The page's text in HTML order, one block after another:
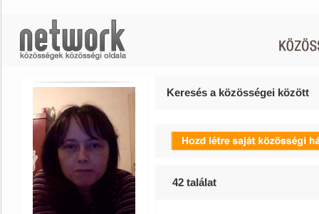
Keresés a közösségei között
42 találat